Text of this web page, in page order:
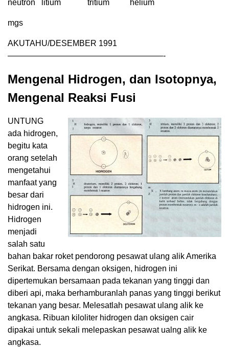
neutron litium tritium helium
mgs
AKUTAHU/DESEMBER 1991
———————————————————-
Mengenal Hidrogen, dan Isotopnya,
Mengenal Reaksi Fusi
UNTUNG
ada hidrogen,
begitu kata
orang setelah
mengetahui
manfaat yang
besar dari
hidrogen ini.
Hidrogen
menjadi
salah satu
bahan bakar roket pendorong pesawat ulang alik Amerika
Serikat. Bersama dengan oksigen, hidrogen ini
dipertemukan bersamaan pada tekanan yang tinggi dan
diberi api, maka berhamburanlah panas yang tinggi berikut
tekanan yang besar. Melesatlah pesawat ulang alik ke
angkasa. Ribuan kiloliter hidrogen dan oksigen cair
dipakai untuk sekali melepaskan pesawat ualng alik ke
angkasa.